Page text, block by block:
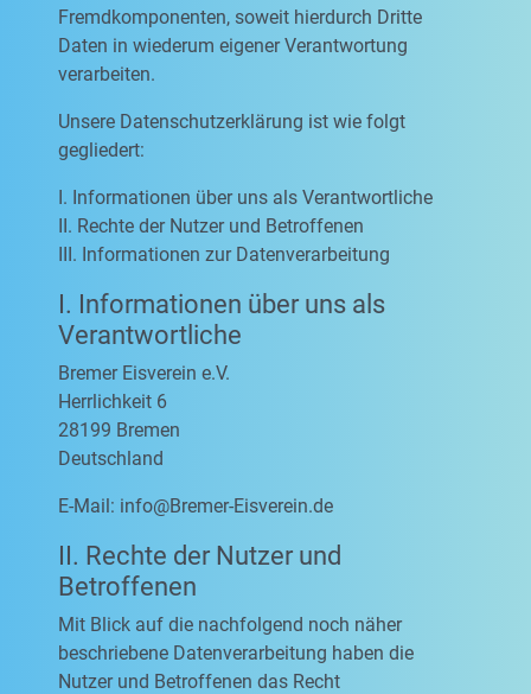
Fremdkomponenten, soweit hierdurch Dritte
Daten in wiederum eigener Verantwortung
verarbeiten.
Unsere Datenschutzerklärung ist wie folgt
gegliedert:
I. Informationen über uns als Verantwortliche
II. Rechte der Nutzer und Betroffenen
III. Informationen zur Datenverarbeitung
I. Informationen über uns als
Verantwortliche
Bremer Eisverein e.V.
Herrlichkeit 6
28199 Bremen
Deutschland
E-Mail: info@Bremer-Eisverein.de
II. Rechte der Nutzer und
Betroffenen
Mit Blick auf die nachfolgend noch näher
beschriebene Datenverarbeitung haben die
Nutzer und Betroffenen das Recht